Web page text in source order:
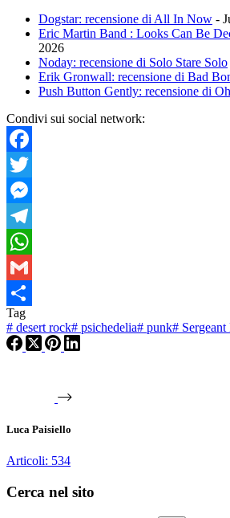
Dogstar: recensione di All In Now -
Eric Martin Band : Looks Can Be
2026
Noday: recensione di Solo Stare Solo
Erik Gronwall: recensione di Bad
Push Button Gently: recensione di
Condivi sui social network:
Facebook
Twitter
Messenger
Telegram
WhatsApp
Gmail
Condividi
Tag
# desert rock# psichedelia# punk#
Luca Paisiello
Articoli: 534
Cerca nel sito